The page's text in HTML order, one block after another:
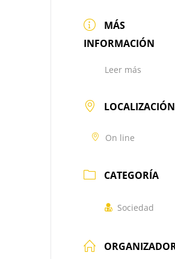
MÁS
INFORMACIÓN
Leer más
LOCALIZACIÓN
On line
CATEGORÍA
Sociedad